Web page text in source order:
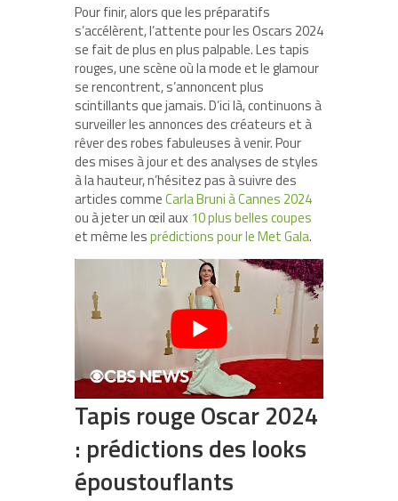
Pour finir, alors que les préparatifs
s’accélèrent, l’attente pour les Oscars 2024
se fait de plus en plus palpable. Les tapis
rouges, une scène où la mode et le glamour
se rencontrent, s’annoncent plus
scintillants que jamais. D’ici là, continuons à
surveiller les annonces des créateurs et à
rêver des robes fabuleuses à venir. Pour
des mises à jour et des analyses de styles
à la hauteur, n’hésitez pas à suivre des
articles commeCarla Bruni à Cannes 2024
ou à jeter un œil aux 10 plus belles coupes
et même lesprédictions pour le Met Gala.
Tapis rouge Oscar 2024
: prédictions des looks
époustouflants